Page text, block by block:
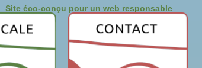
Site éco-conçu pour un web responsable